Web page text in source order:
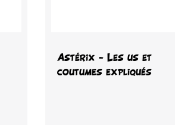
Astérix - Les us et
coutumes expliqués